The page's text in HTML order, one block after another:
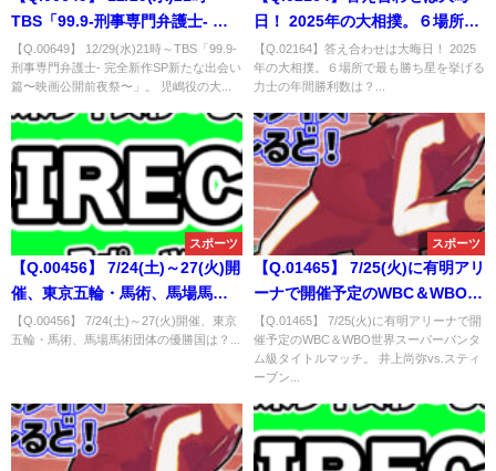
TBS「99.9-刑事専門弁護士- 完
全新作SP新たな出会い篇〜映画
公開前夜祭〜」。 大島浩二役の
児嶋が自ら「おおしま」と名乗
る回数は？
【Q.00649】 12/29(水)21時～TBS「99.9-
刑事専門弁護士- 完全新作SP新たな出会い
篇〜映画公開前夜祭〜」。 児嶋役の大...
日！ 2025年の大相撲。６場所で
最も勝ち星を挙げる力士の年間
勝利数は？
【Q.02164】答え合わせは大晦日！ 2025
年の大相撲。６場所で最も勝ち星を挙げる
力士の年間勝利数は？...
スポーツ
【Q.00456】 7/24(土)～27(火)開
催、東京五輪・馬術、馬場馬術
団体の優勝国は？
【Q.00456】 7/24(土)～27(火)開催、東京
五輪・馬術、馬場馬術団体の優勝国は？...
スポーツ
【Q.01465】 7/25(火)に有明アリ
ーナで開催予定のWBC＆WBO世
界スーパーバンタム級タイトル
マッチ。 井上尚弥vs.スティーブ
ン・フルトンの試合結果は？
【Q.01465】 7/25(火)に有明アリーナで開
催予定のWBC＆WBO世界スーパーバンタ
ム級タイトルマッチ。 井上尚弥vs.スティ
ーブン...